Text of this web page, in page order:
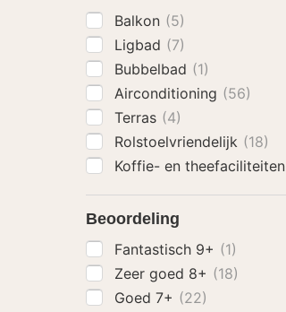
Balkon (5)
Ligbad (7)
Bubbelbad (1)
Airconditioning (56)
Terras (4)
Rolstoelvriendelijk (18)
Koffie- en theefaciliteiten
Beoordeling
Fantastisch 9+ (1)
Zeer goed 8+ (18)
Goed 7+ (22)